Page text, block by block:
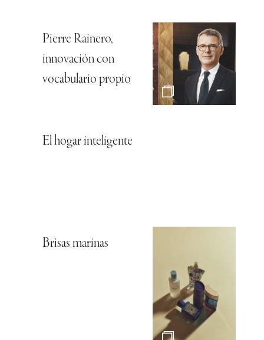
Pierre Rainero,
innovación con
vocabulario propio
El hogar inteligente
Brisas marinas